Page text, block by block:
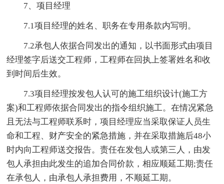
7、项目经理
7.1项目经理的姓名、职务在专用条款内写明。
7.2承包人依据合同发出的通知，以书面形式由项目
经理签字后送交工程师，工程师在回执上签署姓名和收
到时间后生效。
7.3项目经理按发包人认可的施工组织设计(施工方
案)和工程师依据合同发出的指令组织施工。在情况紧急
且无法与工程师联系时，项目经理应当采取保证人员生
命和工程、财产安全的紧急措施，并在采取措施后48小
时内向工程师送交报告。责任在发包人或第三人，由发
包人承担由此发生的追加合同价款，相应顺延工期;责任
在承包人，由承包人承担费用，不顺延工期。